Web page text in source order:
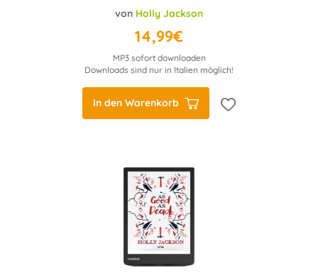
von Holly Jackson
14,99€
MP3 sofort downloaden
Downloads sind nur in Italien möglich!
In den Warenkorb